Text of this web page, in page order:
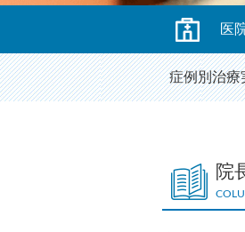
医
症例別治療
院